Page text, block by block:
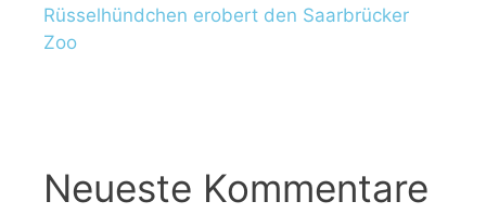
Rüsselhündchen erobert den Saarbrücker
Zoo
Neueste Kommentare